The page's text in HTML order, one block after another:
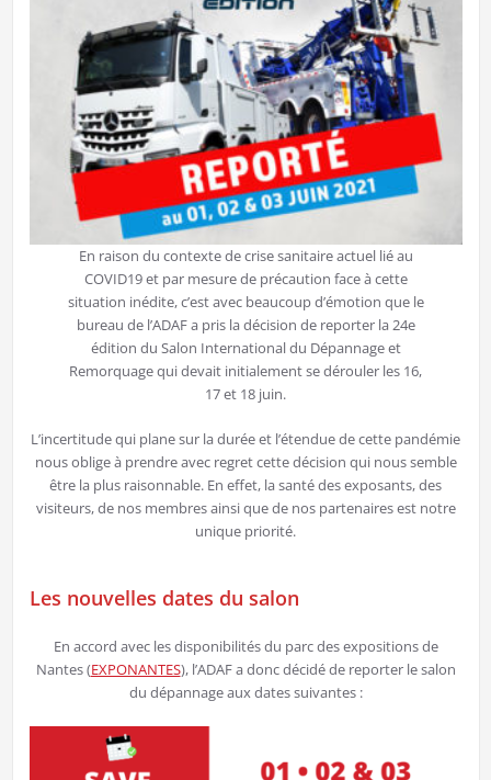
En raison du contexte de crise sanitaire actuel lié au
COVID19 et par mesure de précaution face à cette
situation inédite, c’est avec beaucoup d’émotion que le
bureau de l’ADAF a pris la décision de reporter la 24e
édition du Salon International du Dépannage et
Remorquage qui devait initialement se dérouler les 16,
17 et 18 juin.
L’incertitude qui plane sur la durée et l’étendue de cette pandémie
nous oblige à prendre avec regret cette décision qui nous semble
être la plus raisonnable. En effet, la santé des exposants, des
visiteurs, de nos membres ainsi que de nos partenaires est notre
unique priorité.
Les nouvelles dates du salon
En accord avec les disponibilités du parc des expositions de
Nantes (EXPONANTES), l’ADAF a donc décidé de reporter le salon
du dépannage aux dates suivantes :